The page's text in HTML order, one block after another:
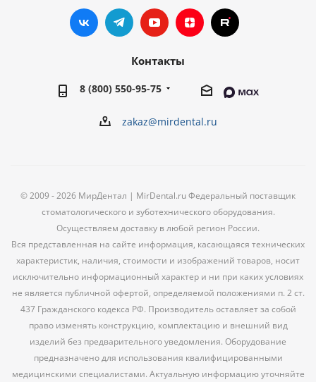
Контакты
8 (800) 550-95-75
zakaz@mirdental.ru
© 2009 - 2026 МирДентал | MirDental.ru Федеральный поставщик
стоматологического и зуботехнического оборудования.
Осуществляем доставку в любой регион России.
Вся представленная на сайте информация, касающаяся технических
характеристик, наличия, стоимости и изображений товаров, носит
исключительно информационный характер и ни при каких условиях
не является публичной офертой, определяемой положениями п. 2 ст.
437 Гражданского кодекса РФ. Производитель оставляет за собой
право изменять конструкцию, комплектацию и внешний вид
изделий без предварительного уведомления. Оборудование
предназначено для использования квалифицированными
медицинскими специалистами. Актуальную информацию уточняйте